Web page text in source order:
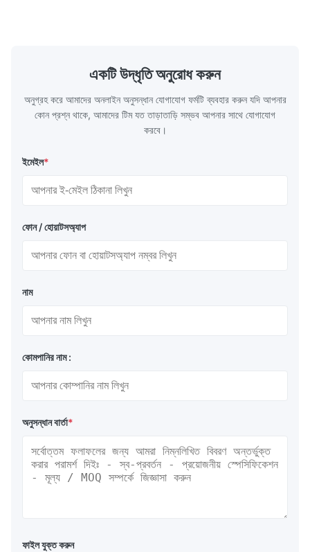
একটি উদ্ধৃতি অনুরোধ করুন
অনুগ্রহ করে আমাদের অনলাইন অনুসন্ধান যোগাযোগ ফর্মটি ব্যবহার করুন যদি আপনার
কোন প্রশ্ন থাকে, আমাদের টিম যত তাড়াতাড়ি সম্ভব আপনার সাথে যোগাযোগ
করবে।
ইমেইল*
ফোন / হোয়াটসঅ্যাপ
নাম
কোমপানির নাম :
অনুসন্ধান বার্তা*
ফাইল যুক্ত করুন